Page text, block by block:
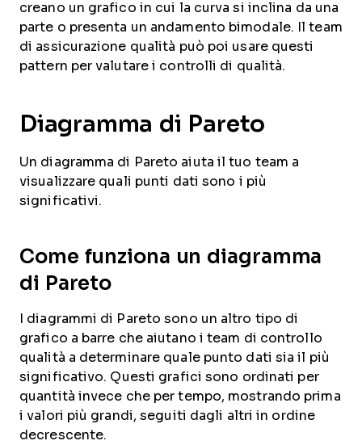
creano un grafico in cui la curva si inclina da una
parte o presenta un andamento bimodale. Il team
di assicurazione qualità può poi usare questi
pattern per valutare i controlli di qualità.
Diagramma di Pareto
Un diagramma di Pareto aiuta il tuo team a
visualizzare quali punti dati sono i più
significativi.
Come funziona un diagramma
di Pareto
I diagrammi di Pareto sono un altro tipo di
grafico a barre che aiutano i team di controllo
qualità a determinare quale punto dati sia il più
significativo. Questi grafici sono ordinati per
quantità invece che per tempo, mostrando prima
i valori più grandi, seguiti dagli altri in ordine
decrescente.